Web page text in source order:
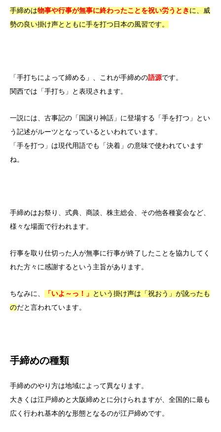
手締めは物事や行事が無事に終わったことを祝い労うとき に、威
勢の良い掛け声とともに手を打つ日本の風習です。
「手打ちによって締める」、これが手締めの語源です。
関西では「手打ち」と表現されます。
一説には、古事記の「国譲り神話」に登場する「手を打つ」とい
う記述がルーツとなっているといわれています。
「手を打つ」は現代用語でも「決着」の意味で使われています
ね。
手締めはお祭り、式典、商談、株主総会、その他各種宴会など、
様々な場面で行われます。
行事を取り仕切った人が無事に行事が終了したことを協力してく
れた方々に感謝するという主旨があります。
ちなみに、 「いよ～っ！」 という掛け声は「祝おう」が訛ったも
のだと言われています。
手締めの種類
手締めのやり方は地域によって異なります。
大きくは江戸締めと大阪締めとに分けられますが、全国的に最も
広く行われ基本的な形態となるのが江戸締めです。